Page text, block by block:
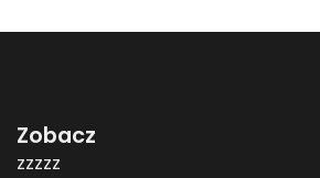
Zobacz
zzzzz